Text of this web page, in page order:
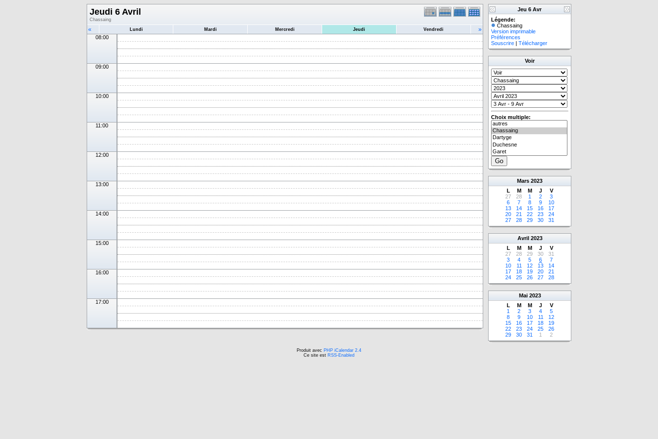
Jeudi 6 Avril
Chassaing
« Lundi Mardi Mercredi Jeudi Vendredi »
08:00
09:00
10:00
11:00
12:00
13:00
14:00
15:00
16:00
17:00
Jeu 6 Avr
Légende:
Chassaing
Version imprimable
Préférences
Souscrire | Télécharger
Voir
Choix multiple:
Mars 2023
L
M M J
V
27
28 1 2
3
6
7 8 9
10
13
14 15 16
17
20
21 22 23
24
27
28 29 30 31
Avril 2023
L
M M J
V
27
28 29 30
31
3
4 5 6
7
10
11 12 13
14
17
18 19 20
21
24
25 26 27 28
Mai 2023
L
M M J
V
1
2 3 4
5
8
9 10 11
12
15
16 17 18
19
22
23 24 25
26
29
30 31 1 2
Produit avec PHP iCalendar 2.4
Ce site est RSS-Enabled